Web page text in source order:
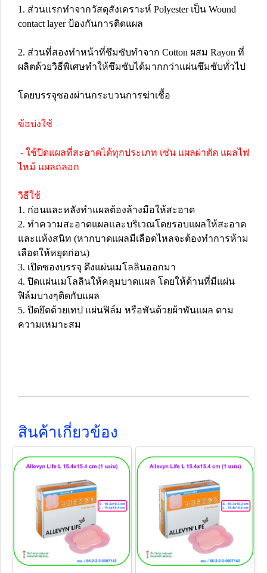
1. ส่วนแรกทำจากวัสดุสังเคราะห์ Polyester เป็น Wound
contact layer ป้องกันการติดแผล
2. ส่วนที่สองทำหน้าที่ซึมซับทำจาก Cotton ผสม Rayon ที่
ผลิตด้วยวิธีพิเศษทำให้ซึมซับได้มากกว่าแผ่นซึมซับทั่วไป
โดยบรรจุซองผ่านกระบวนการฆ่าเชื้อ
ข้อบ่งใช้
- ใช้ปิดแผลที่สะอาดได้ทุกประเภท เช่น แผลผ่าตัด แผลไฟ
ไหม้ แผลถลอก
วิธีใช้
1. ก่อนและหลังทำแผลต้องล้างมือให้สะอาด
2. ทำความสะอาดแผลและบริเวณโดยรอบแผลให้สะอาด
และแห้งสนิท (หากบาดแผลมีเลือดไหลจะต้องทำการห้าม
เลือดให้หยุดก่อน)
3. เปิดซองบรรจุ ดึงแผ่นเมโลลินออกมา
4. ปิดแผ่นเมโลลินให้คลุมบาดแผล โดยให้ด้านที่มีแผ่น
ฟิล์มบางๆติดกับแผล
5. ปิดยึดด้วยเทป แผ่นฟิล์ม หรือพันด้วยผ้าพันแผล ตาม
ความเหมาะสม
สินค้าเกี่ยวข้อง